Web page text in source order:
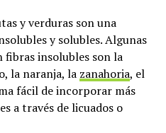
y verduras son una
y solubles. Algunas
fibras insolubles son la
la naranja, la zanahoria, el
fácil de incorporar más
a través de licuados o